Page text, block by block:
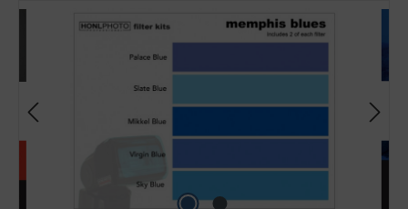
Bildergalerie überspringen